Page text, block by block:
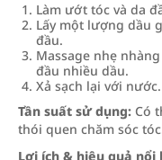
Làm ướt tóc và da
Lấy một lượng dầu
đầu.
Massage nhẹ
đầu nhiều dầu.
Xả sạch lại với nước.
Tần suất sử dụng: Có
thói quen chăm sóc
Lợi ích & hiệu quả nổi